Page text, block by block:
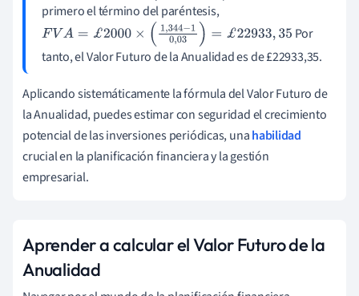
primero el término del paréntesis,
FVA=£2000×(1,344−1 0 03)=£22933, 35
Por
tanto, el Valor Futuro de la Anualidad es de £22933,35.
Aplicando sistemáticamente la fórmula del Valor Futuro de
la Anualidad, puedes estimar con seguridad el crecimiento
potencial de las inversiones periódicas, unahabilidad
crucial en la planificación financiera y la gestión
empresarial.
Aprender a calcular el Valor Futuro de la
Anualidad